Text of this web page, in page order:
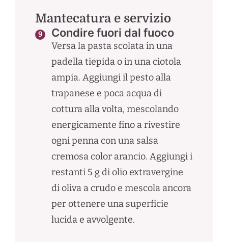
Mantecatura e servizio
Condire fuori dal fuoco
Versa la pasta scolata in una
padella tiepida o in una ciotola
ampia. Aggiungi il pesto alla
trapanese e poca acqua di
cottura alla volta, mescolando
energicamente fino a rivestire
ogni penna con una salsa
cremosa color arancio. Aggiungi i
restanti 5 g di olio extravergine
di oliva a crudo e mescola ancora
per ottenere una superficie
lucida e avvolgente.